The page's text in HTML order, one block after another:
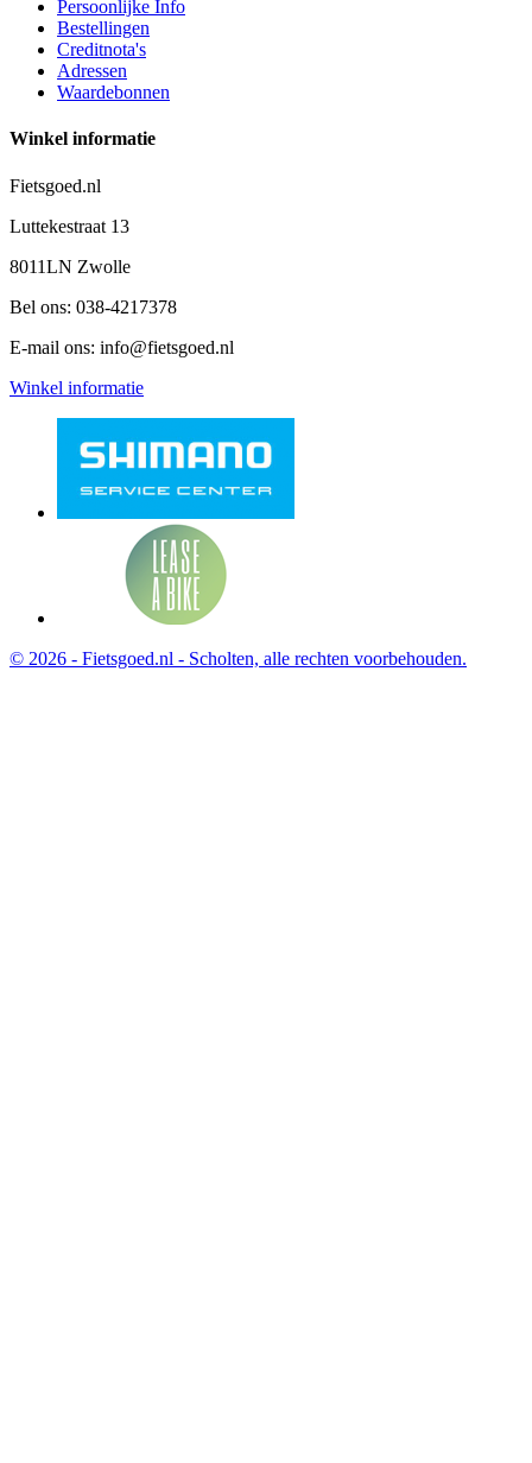
Persoonlijke Info
Bestellingen
Creditnota's
Adressen
Waardebonnen
Winkel informatie
Fietsgoed.nl
Luttekestraat 13
8011LN Zwolle
Bel ons: 038-4217378
E-mail ons: info@fietsgoed.nl
Winkel informatie
© 2026 - Fietsgoed.nl - Scholten, alle rechten voorbehouden.